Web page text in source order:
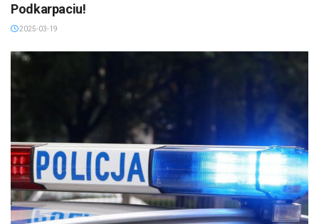
Podkarpaciu!
2025-03-19